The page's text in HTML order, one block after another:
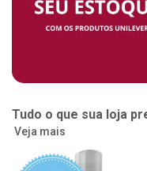
Tudo o que sua loja
Veja mais